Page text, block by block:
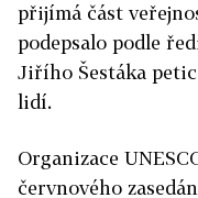
přijímá část
podepsalo podle
Jiřího Šestáka
lidí.
Organizace
červnového